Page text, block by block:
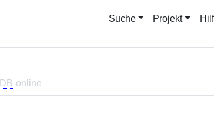
Suche Projekt
-online